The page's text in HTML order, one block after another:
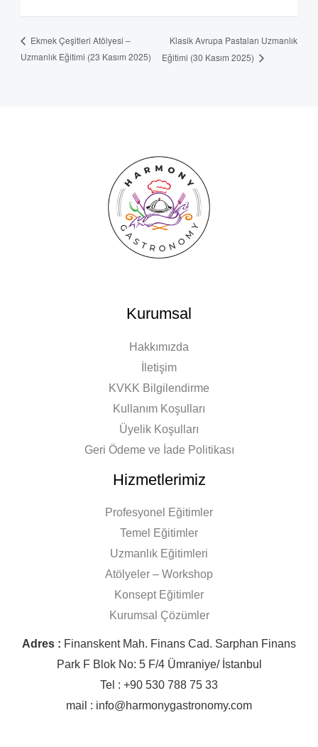
Ekmek Çeşitleri Atölyesi –
Uzmanlık Eğitimi (23 Kasım 2025)
Klasik Avrupa Pastaları Uzmanlık
Eğitimi (30 Kasım 2025)
Kurumsal
Hakkımızda
İletişim
KVKK Bilgilendirme
Kullanım Koşulları
Üyelik Koşulları
Geri Ödeme ve İade Politikası
Hizmetlerimiz
Profesyonel Eğitimler
Temel Eğitimler
Uzmanlık Eğitimleri
Atölyeler – Workshop
Konsept Eğitimler
Kurumsal Çözümler
Adres : Finanskent Mah. Finans Cad. Sarphan Finans
Park F Blok No: 5 F/4 Ümraniye/ İstanbul
Tel : +90 530 788 75 33
mail : info@harmonygastronomy.com